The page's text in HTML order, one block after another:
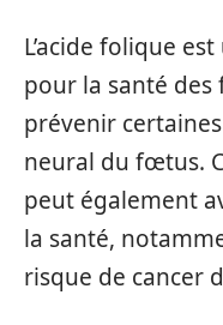
L’acide folique
pour la santé des
prévenir
neural du fœtus.
peut également
la santé,
risque de cancer